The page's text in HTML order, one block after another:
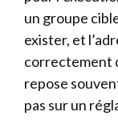
un groupe
exister, et
correctement
repose
pas sur un